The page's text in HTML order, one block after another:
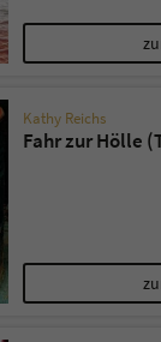
Kathy Reichs
Fahr zur Hölle